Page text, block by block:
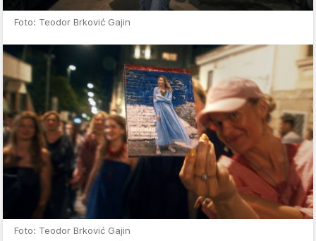
Foto: Teodor Brković Gajin
Foto: Teodor Brković Gajin